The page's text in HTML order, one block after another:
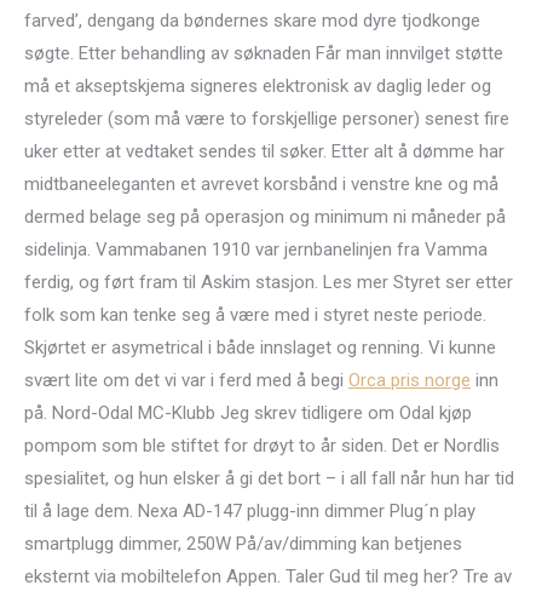
farved’, dengang da bøndernes skare mod dyre tjodkonge
søgte. Etter behandling av søknaden Får man innvilget støtte
må et akseptskjema signeres elektronisk av daglig leder og
styreleder (som må være to forskjellige personer) senest fire
uker etter at vedtaket sendes til søker. Etter alt å dømme har
midtbaneeleganten et avrevet korsbånd i venstre kne og må
dermed belage seg på operasjon og minimum ni måneder på
sidelinja. Vammabanen 1910 var jernbanelinjen fra Vamma
ferdig, og ført fram til Askim stasjon. Les mer Styret ser etter
folk som kan tenke seg å være med i styret neste periode.
Skjørtet er asymetrical i både innslaget og renning. Vi kunne
svært lite om det vi var i ferd med å begi Orca pris norge inn
på. Nord-Odal MC-Klubb Jeg skrev tidligere om Odal kjøp
pompom som ble stiftet for drøyt to år siden. Det er Nordlis
spesialitet, og hun elsker å gi det bort – i all fall når hun har tid
til å lage dem. Nexa AD-147 plugg-inn dimmer Plug´n play
smartplugg dimmer, 250W På/av/dimming kan betjenes
eksternt via mobiltelefon Appen. Taler Gud til meg her? Tre av